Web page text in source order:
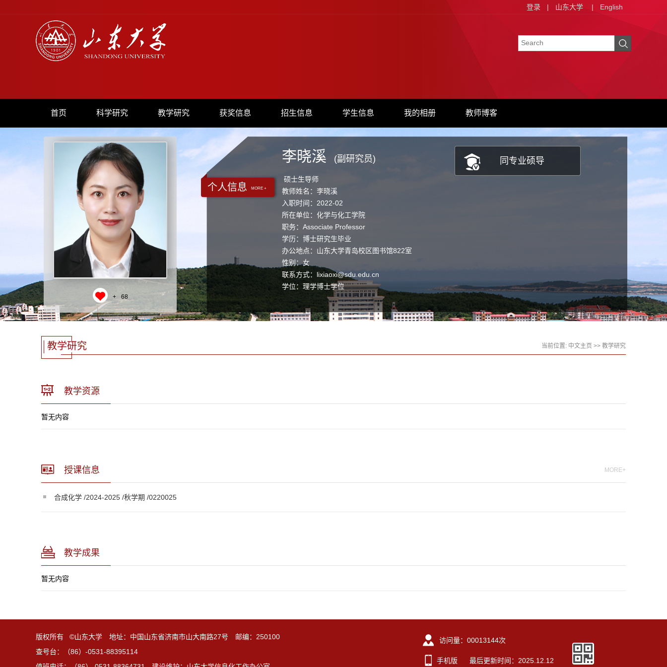
登录 | 山东大学 | English
首页 科学研究 教学研究 获奖信息 招生信息 学生信息 我的相册 教师博客
+ 68
个人信息 MORE +
李晓溪 (副研究员)
硕士生导师
教师姓名：李晓溪
入职时间：2022-02
所在单位：化学与化工学院
职务：Associate Professor
学历：博士研究生毕业
办公地点：山东大学青岛校区图书馆822室
性别：女
联系方式： lixiaoxi@sdu.edu.cn
学位：理学博士学位
职称：副研究员
毕业院校：吉林大学
学科：理论与计算化学
同专业硕导
教学研究 当前位置: 中文主页 >> 教学研究
教学资源
暂无内容
授课信息 MORE+
合成化学 /2024-2025 /秋学期 /0220025
教学成果
暂无内容
版权所有 ©山东大学 地址：中国山东省济南市山大南路27号 邮编：250100
查号台：（86）-0531-88395114
访问量： 00013144次
手机版 最后更新时间： 2025 12 12